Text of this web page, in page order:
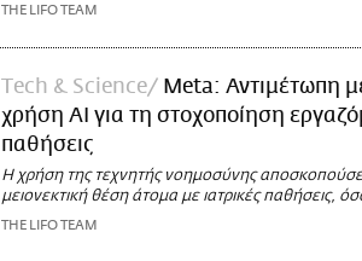
THE LIFO TEAM
Τech & Science
Meta: Αντιμέτωπη
χρήση ΑΙ για τη στοχοποίηση
παθήσεις
Η χρήση της τεχνητής νοημοσύνης
μειονεκτική θέση άτομα με ιατρικές παθήσεις,
THE LIFO TEAM